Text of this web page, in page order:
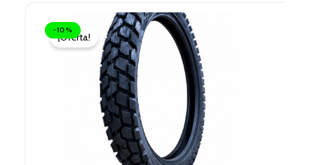
-10%
¡Oferta!
El
precio
original
era:
$ 96.000.
El
precio
actual
$ 86.400.